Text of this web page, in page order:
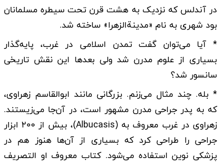
در آندلس که نزدیک به هشت قرن تحت سیطره مسلمانان
بود شهری به نام «مدینةالزهرا» ساخته شد.
* آیا می‌توان گفت تمدن اسلامی در غرب، پایه‌گذار
بسیاری از علوم مدرن شد ولی بعدها این نقش تاریخی
سانسور شد؟
* بله. چند مثال می‌زنم. بزرگانی مانند ابوالقاسم زهراوی،
که به پدر جراحی مدرن مشهور است، در آن‌جا می‌زیستند.
زهراوی در غرب معروف به (Albucasis)، بیش از ۲۰۰ ابزار
جراحی را طراحی کرد که بسیاری از آن‌ها هنوز هم در
پزشکی نوین استفاده می‌شود. کتاب معروف او التصریف